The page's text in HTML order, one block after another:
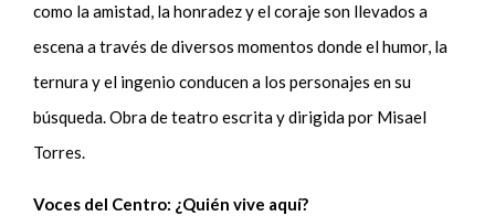
como la amistad, la honradez y el coraje son llevados a
escena a través de diversos momentos donde el humor, la
ternura y el ingenio conducen a los personajes en su
búsqueda. Obra de teatro escrita y dirigida por Misael
Torres.
Voces del Centro: ¿Quién vive aquí?